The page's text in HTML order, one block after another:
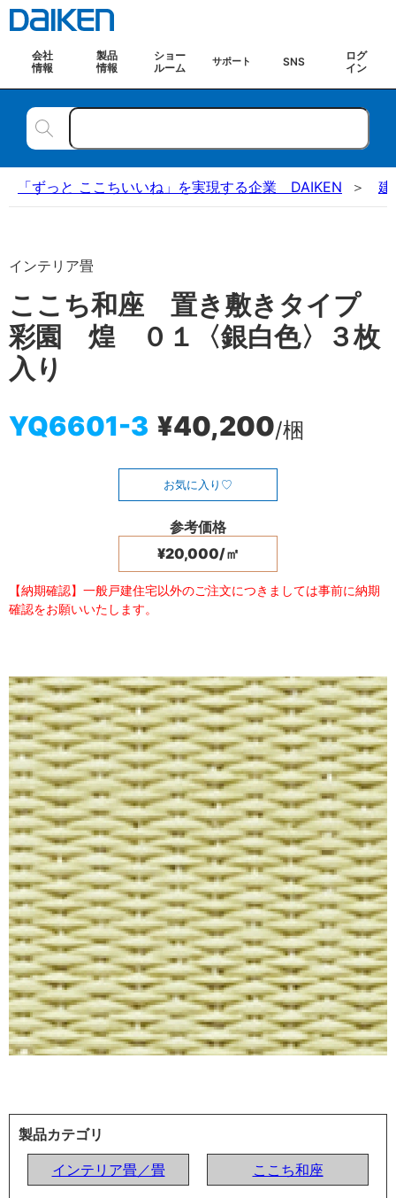
会社
情報
製品
情報
ショー
ルーム
サポート SNS
ログ
イン
「ずっと ここちいいね」を実現する企業 DAIKEN 建
インテリア畳
ここち和座 置き敷きタイプ
彩園 煌 ０１〈銀白色〉３枚
入り
YQ6601-3 ¥40,200/梱
お気に入り
参考価格
¥20,000/㎡
【納期確認】一般戸建住宅以外のご注文につきましては事前に納期
確認をお願いいたします。
製品カテゴリ
インテリア畳／畳
ここち和座